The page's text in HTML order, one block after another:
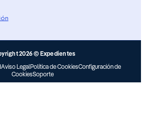
2026 © Expedientes
Aviso LegalPolítica de CookiesConfiguración de
CookiesSoporte